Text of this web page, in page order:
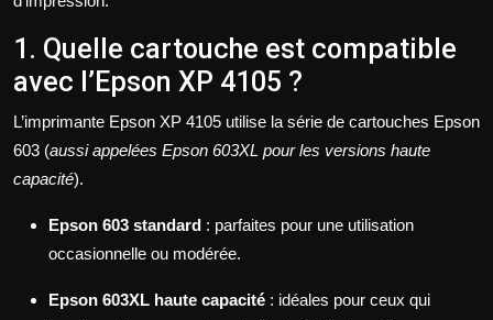
1. Quelle cartouche est compatible
avec l’Epson XP 4105 ?
L’imprimante Epson XP 4105 utilise la série de cartouches Epson
603 (aussi appelées Epson 603XL pour les versions haute
capacité).
Epson 603 standard : parfaites pour une utilisation
occasionnelle ou modérée.
Epson 603XL haute capacité : idéales pour ceux qui